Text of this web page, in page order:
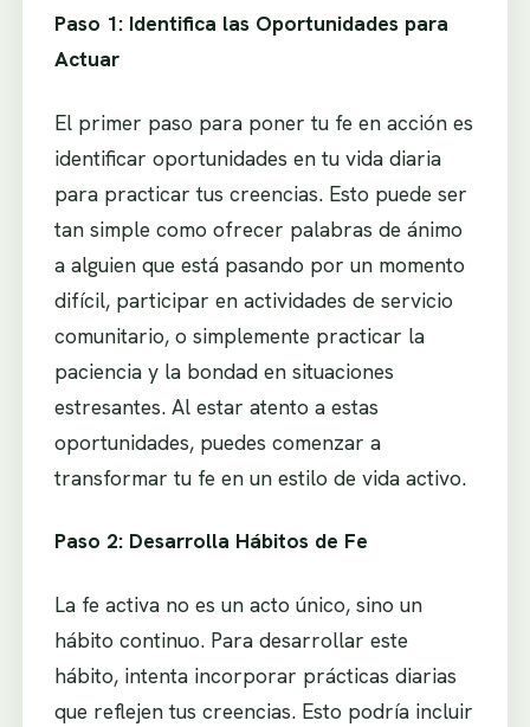
Paso 1: Identifica las Oportunidades para
Actuar
El primer paso para poner tu fe en acción es
identificar oportunidades en tu vida diaria
para practicar tus creencias. Esto puede ser
tan simple como ofrecer palabras de ánimo
a alguien que está pasando por un momento
difícil, participar en actividades de servicio
comunitario, o simplemente practicar la
paciencia y la bondad en situaciones
estresantes. Al estar atento a estas
oportunidades, puedes comenzar a
transformar tu fe en un estilo de vida activo.
Paso 2: Desarrolla Hábitos de Fe
La fe activa no es un acto único, sino un
hábito continuo. Para desarrollar este
hábito, intenta incorporar prácticas diarias
que reflejen tus creencias. Esto podría incluir